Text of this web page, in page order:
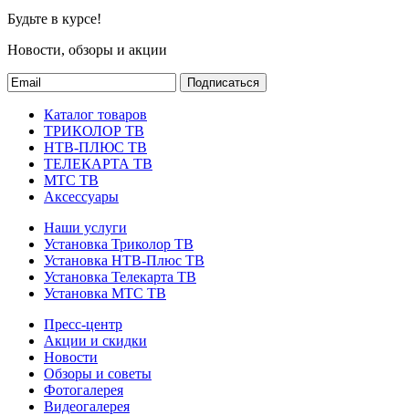
Будьте в курсе!
Новости, обзоры и акции
Подписаться
Каталог товаров
ТРИКОЛОР ТВ
НТВ-ПЛЮС ТВ
ТЕЛЕКАРТА ТВ
МТС ТВ
Аксессуары
Наши услуги
Установка Триколор ТВ
Установка НТВ-Плюс ТВ
Установка Телекарта ТВ
Установка МТС ТВ
Пресс-центр
Акции и скидки
Новости
Обзоры и советы
Фотогалерея
Видеогалерея